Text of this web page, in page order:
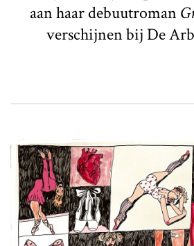
aan haar debuutroman
verschijnen bij De